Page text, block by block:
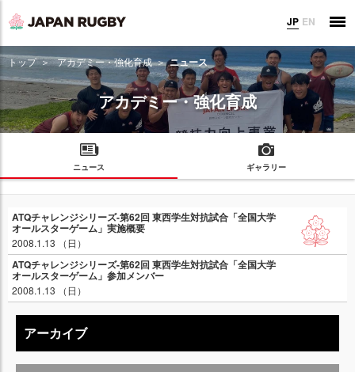
JP EN
トップ アカデミー・強化育成 ニュース
アカデミー・強化育成
ニュース ギャラリー
ATQチャレンジシリーズ-第62回 東西学生対抗試合「全国大学
オールスターゲーム」実施概要
2008.1.13 （日）
ATQチャレンジシリーズ-第62回 東西学生対抗試合「全国大学
オールスターゲーム」参加メンバー
2008.1.13 （日）
アーカイブ